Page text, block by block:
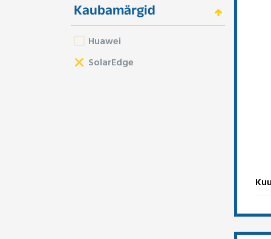
Kaubamärgid
Huawei
SolarEdge